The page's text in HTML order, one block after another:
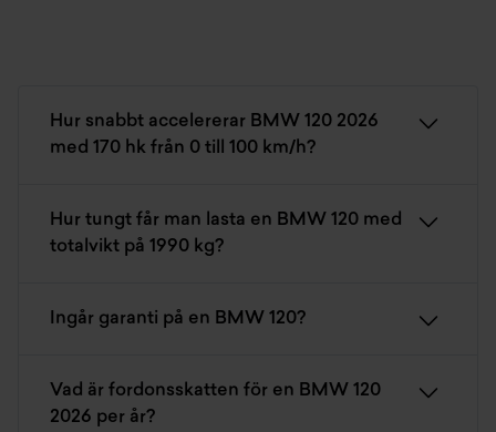
Hur snabbt accelererar BMW 120 2026
med 170 hk från 0 till 100 km/h?
Hur tungt får man lasta en BMW 120 med
totalvikt på 1990 kg?
Ingår garanti på en BMW 120?
Vad är fordonsskatten för en BMW 120
2026 per år?